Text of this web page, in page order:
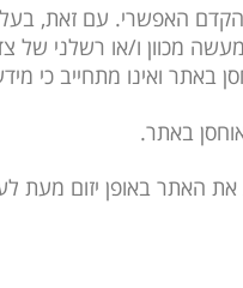
האפשרי. עם זאת,
מכוון ו/או רשלני של
באתר ואינו מתחייב כי
האתר באופן יזום מעת